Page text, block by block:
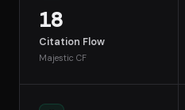
18
Citation Flow
Majestic CF